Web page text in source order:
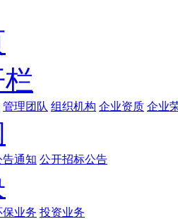
管理团队 组织机构 企业资质 企业
告通知 公开招标公告
保业务 投资业务